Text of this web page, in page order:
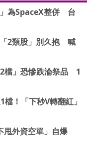
為SpaceX整併 台
2類股」別久抱 喊
檔」恐慘跌淪祭品 1
！「下秒V轉翻紅」
甩外資空單」自爆